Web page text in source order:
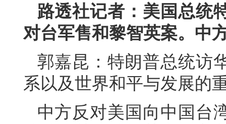
路透社记者：美国总统
对台军售和黎智英案。中
郭嘉昆：特朗普总统访
系以及世界和平与发展的
中方反对美国向中国台